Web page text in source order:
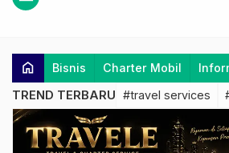
home Bisnis Charter Mobil
TREND TERBARU #travel services